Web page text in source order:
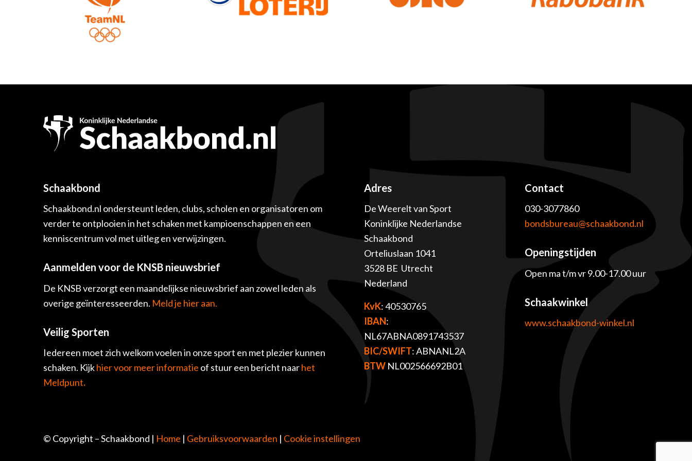
Schaakbond
Schaakbond.nl ondersteunt leden, clubs, scholen en organisatoren om
verder te ontplooien in het schaken met kampioenschappen en een
kenniscentrum vol met uitleg en verwijzingen.
Aanmelden voor de KNSB nieuwsbrief
De KNSB verzorgt een maandelijkse nieuwsbrief aan zowel leden als
overige geïnteresseerden. Meld je hier aan.
Veilig Sporten
Iedereen moet zich welkom voelen in onze sport en met plezier kunnen
schaken. Kijkhier voor meer informatie of stuur een bericht naarhet
Meldpunt.
Adres
De Weerelt van Sport
Koninklijke Nederlandse
Schaakbond
Orteliuslaan 1041
3528 BE Utrecht
Nederland
KvK: 40530765
IBAN:
NL67ABNA0891743537
BIC/SWIFT: ABNANL2A
BTW NL002566692B01
Contact
030-3077860
bondsbureau@schaakbond.nl
Openingstijden
Open ma t/m vr 9.00-17.00 uur
Schaakwinkel
www.schaakbond-winkel.nl
© Copyright – Schaakbond | Home | Gebruiksvoorwaarden | Cookie instellingen